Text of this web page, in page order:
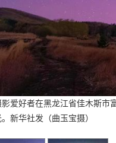
爱好者在黑龙江省佳木斯
新华社发（曲玉宝摄）